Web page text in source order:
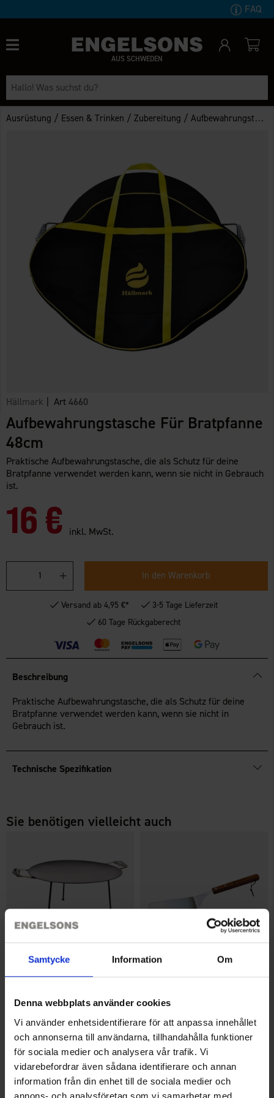
Samtycke Information Om
Denna webbplats använder cookies
Vi använder enhetsidentifierare för att anpassa innehållet
och annonserna till användarna, tillhandahålla funktioner
för sociala medier och analysera vår trafik. Vi
vidarebefordrar även sådana identifierare och annan
information från din enhet till de sociala medier och
annons- och analysföretag som vi samarbetar med.
FAQ
AUS SCHWEDEN
Ausrüstung / Essen & Trinken /Zubereitung /Aufbewahrungstasche für Bratpfanne 48cm
Hällmark | Art4660
Aufbewahrungstasche Für Bratpfanne
48cm
Praktische Aufbewahrungstasche, die als Schutz für deine
Bratpfanne verwendet werden kann, wenn sie nicht in Gebrauch
ist.
16 € inkl. MwSt.
In den Warenkorb
Versand ab 4,95 €*
3-5 Tage Lieferzeit
60 Tage Rückgaberecht
Beschreibung
Praktische Aufbewahrungstasche, die als Schutz für deine
Bratpfanne verwendet werden kann, wenn sie nicht in
Gebrauch ist.
Technische Spezifikation
Sie benötigen vielleicht auch
Hällmark Bratpfanne 48cm Hällmark Bratspatel
Ähnliche Produkte